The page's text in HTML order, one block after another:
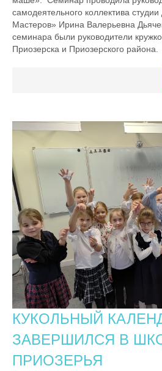
самодеятельного коллектива
Мастеров» Ирина Валерьевна
семинара были руководители
Приозерска и Приозерского района.
КУКОЛЬНЫЙ
ЗАВЕРШИЛСЯ В
ПРИОЗЕРЬЯ